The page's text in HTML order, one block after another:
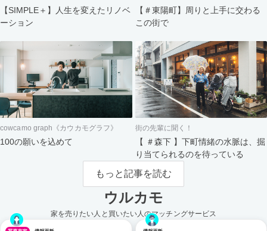
【SIMPLE＋】人生を変えたリノベ
ーション
【＃東陽町】周りと上手に交わる
この街で
cowcamo graph《カウカモグラフ》
100の願いを込めて
街の先輩に聞く！
【 ＃森下 】下町情緒の水脈は、掘
り当てられるのを待っている
もっと記事を読む
ウルカモ
家を売りたい人と買いたい人のマッチングサービス